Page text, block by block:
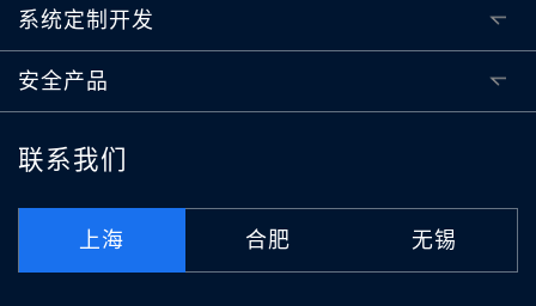
系统定制开发
安全产品
联系我们
上海 合肥 无锡